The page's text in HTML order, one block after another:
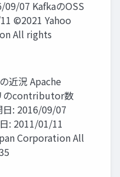
09/07 KafkaのOSS
©2021 Yahoo
All rights
近況 Apache
のcontributor数
⽇: 2016/09/07
: 2011/01/11
Corporation All